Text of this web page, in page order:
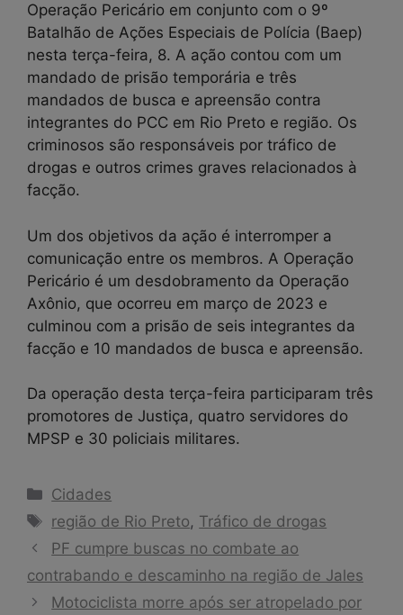
Operação Pericário em conjunto com o 9º
Batalhão de Ações Especiais de Polícia (Baep)
nesta terça-feira, 8. A ação contou com um
mandado de prisão temporária e três
mandados de busca e apreensão contra
integrantes do PCC em Rio Preto e região. Os
criminosos são responsáveis por tráfico de
drogas e outros crimes graves relacionados à
facção.
Um dos objetivos da ação é interromper a
comunicação entre os membros. A Operação
Pericário é um desdobramento da Operação
Axônio, que ocorreu em março de 2023 e
culminou com a prisão de seis integrantes da
facção e 10 mandados de busca e apreensão.
Da operação desta terça-feira participaram três
promotores de Justiça, quatro servidores do
MPSP e 30 policiais militares.
Categorias
Cidades
Tags
região de Rio Preto, Tráfico de drogas
PF cumpre buscas no combate ao
contrabando e descaminho na região de Jales
Motociclista morre após ser atropelado por